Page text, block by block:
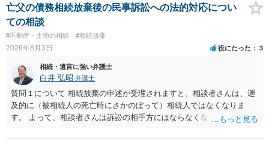
医師の意見書、筆跡鑑定 が提出されればその効力が否定される可能性
はありますが、 ・伯母様自身が分割協議に加わっていること ・御祖母
様の意に反する遺産分割協議を行う実益が誰にあったかの立証が困難
であること からすると、実際に遺産分割協議の効力が否定される可能
性はそれほど高くない（立証のハードルは非常に高い）ということが
言えると思います。
亡父の債務相続放棄後の民事訴訟への法的対応につい
ての相談
#不動産・土地の相続 #相続放棄
2026年8月3日 役にたった 3
相続・遺言に強い弁護士
白井 弘昭 弁護士
質問１について 相続放棄の申述が受理されますと、相談者さんは、遡
及的に（被相続人の死亡時にさかのぼって）相続人ではなくなりま
す。 よって、相談者さんは訴訟の相手方にはならなくなるので（明け
理証明を家庭裁判所で取得し、コピーを答弁書に添えて裁判所に提出